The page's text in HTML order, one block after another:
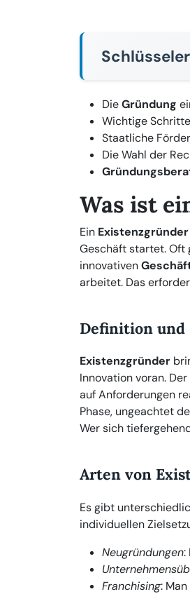
DieGründung
Wichtige
Staatliche
Die Wahl der
Was ist
Ein Existenzgründer
Geschäft startet. Oft
innovativen
arbeitet. Das
Definition und
Existenzgründer
Innovation voran.
auf Anforderungen
Phase, ungeachtet
Wer sich
Arten von
Es gibt
individuellen
Neugründungen:
Franchising: